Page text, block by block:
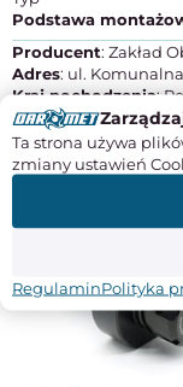
Podstawa
Producent: Zakład
Adres: ul. Komunalna
Kraj pochodzenia:
Kontakt: +48 85 653
DO TEGO
Ta strona używa
zmiany ustawień
RegulaminPolityka